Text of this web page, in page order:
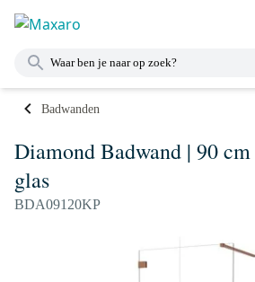
Badwanden
Diamond Badwand | 90
glas
BDA09120KP